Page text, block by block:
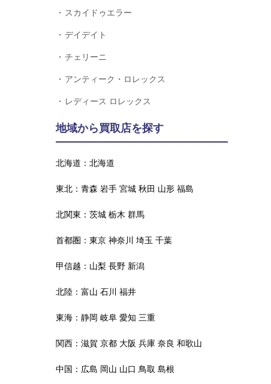
スカイドゥエラー
デイデイト
チェリーニ
アンティーク・ロレックス
レディース ロレックス
地域から買取店を探す
北海道： 北海道
東北： 青森 岩手 宮城 秋田 山形 福島
北関東： 茨城 栃木 群馬
首都圏： 東京 神奈川 埼玉 千葉
甲信越： 山梨 長野 新潟
北陸： 富山 石川 福井
東海： 静岡 岐阜 愛知 三重
関西： 滋賀 京都 大阪 兵庫 奈良 和歌山
中国： 広島 岡山 山口 鳥取 島根